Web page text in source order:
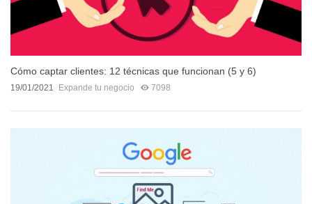
Cómo captar clientes: 12 técnicas que funcionan (5 y 6)
19/01/2021 Expande tu negocio 7098